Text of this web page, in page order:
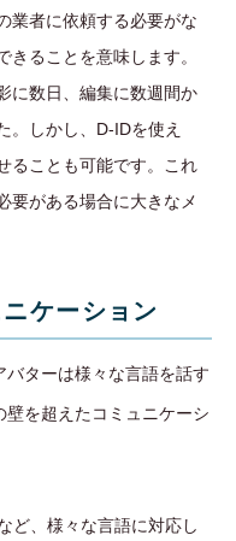
業者に依頼する必要がな
きることを意味します。
に数日、編集に数週間か
。しかし、D-IDを使え
ることも可能です。これ
要がある場合に大きなメ
ケーション
ターは様々な言語を話す
を超えたコミュニケーシ
ど、様々な言語に対応し